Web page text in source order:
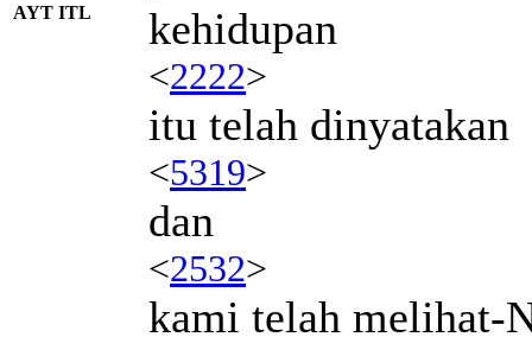
AYT ITL kehidupan
<2222>
itu telah dinyatakan
<5319>
dan
<2532>
kami telah melihat-